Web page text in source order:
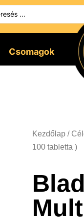
Csomagok
Kezdőlap /
100 tabletta )